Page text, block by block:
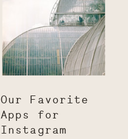
Our Favorite
Apps for
Instagram